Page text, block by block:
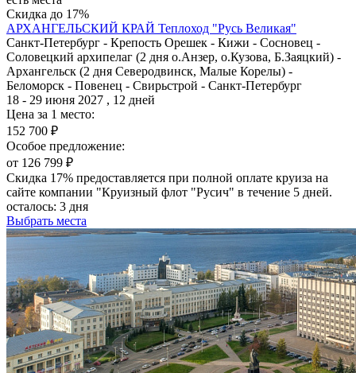
Скидка до 17%
АРХАНГЕЛЬСКИЙ КРАЙ Теплоход "Русь Великая"
Санкт-Петербург - Крепость Орешек - Кижи - Сосновец -
Соловецкий архипелаг (2 дня о.Анзер, о.Кузова, Б.Заяцкий) -
Архангельск (2 дня Северодвинск, Малые Корелы) -
Беломорск - Повенец - Свирьстрой - Санкт-Петербург
18 - 29 июня 2027 , 12 дней
Цена за 1 место:
152 700 ₽
Особое предложение:
от 126 799 ₽
Скидка 17% предоставляется при полной оплате круиза на
сайте компании "Круизный флот "Русич" в течение 5 дней.
осталось: 3 дня
Выбрать места